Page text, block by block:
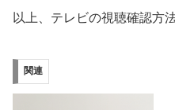
以上、テレビの視聴確認方
関連